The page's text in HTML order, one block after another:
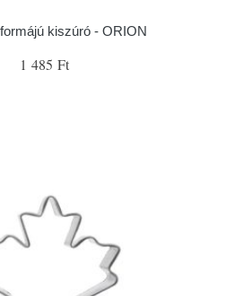
kiszúró - ORION
1 485 Ft